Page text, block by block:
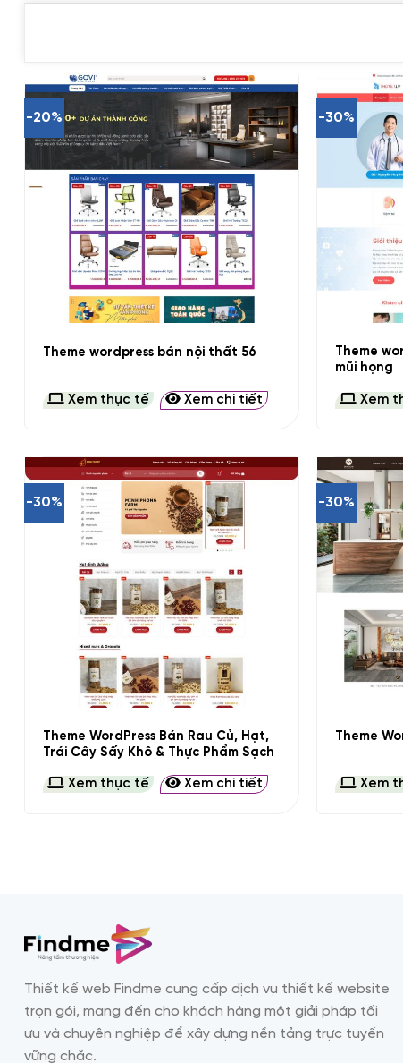
-20%
Theme wordpress bán nội thất 56
Xem thực tế Xem chi tiết
-30%
Theme
mũi họng
Xem
-30%
Theme WordPress Bán Rau Củ, Hạt,
Trái Cây Sấy Khô & Thực Phẩm Sạch
Xem thực tế Xem chi tiết
-30%
Theme
Xem
Thiết kế web Findme cung cấp dịch vụ thiết kế website
trọn gói, mang đến cho khách hàng một giải pháp tối
ưu và chuyên nghiệp để xây dựng nền tảng trực tuyến
vững chắc.